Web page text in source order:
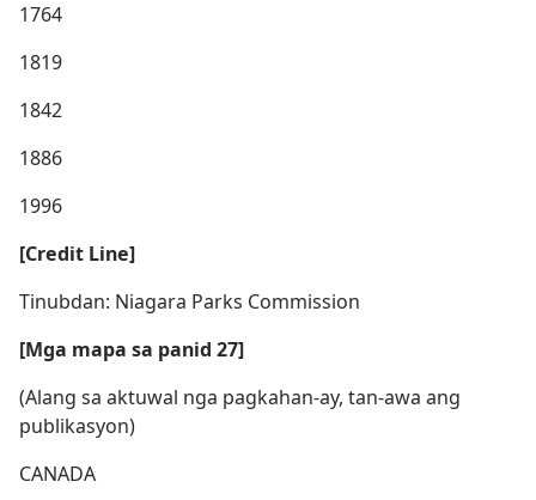
1764
1819
1842
1886
1996
[Credit Line]
Tinubdan: Niagara Parks Commission
[Mga mapa sa panid 27]
(Alang sa aktuwal nga pagkahan-ay, tan-awa ang
publikasyon)
CANADA